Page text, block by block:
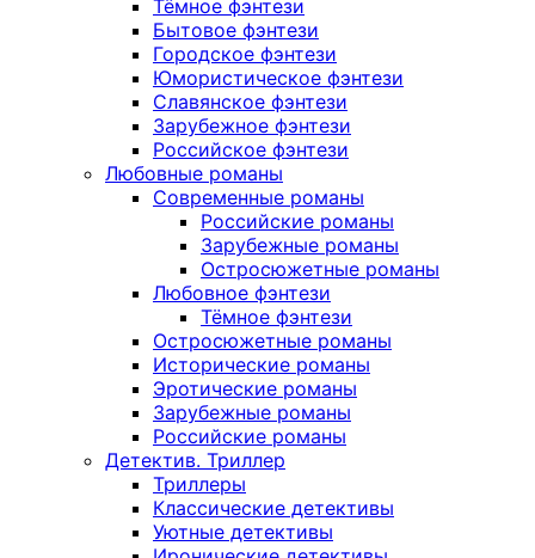
Тёмное фэнтези
Бытовое фэнтези
Городское фэнтези
Юмористическое фэнтези
Славянское фэнтези
Зарубежное фэнтези
Российское фэнтези
Любовные романы
Современные романы
Российские романы
Зарубежные романы
Остросюжетные романы
Любовное фэнтези
Тёмное фэнтези
Остросюжетные романы
Исторические романы
Эротические романы
Зарубежные романы
Российские романы
Детектив. Триллер
Триллеры
Классические детективы
Уютные детективы